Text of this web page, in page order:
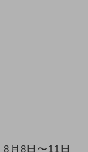
8月8日〜11日